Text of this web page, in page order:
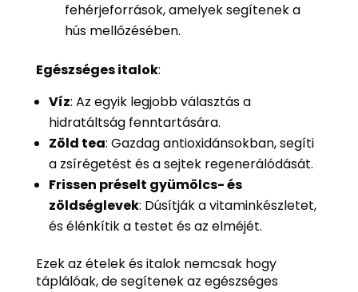
fehérjeforrások, amelyek segítenek a
hús mellőzésében.
Egészséges italok:
Víz: Az egyik legjobb választás a
hidratáltság fenntartására.
Zöld tea: Gazdag antioxidánsokban, segíti
a zsírégetést és a sejtek regenerálódását.
Frissen préselt gyümölcs- és
zöldséglevek: Dúsítják a vitaminkészletet,
és élénkítik a testet és az elméjét.
Ezek az ételek és italok nemcsak hogy
táplálóak, de segítenek az egészséges